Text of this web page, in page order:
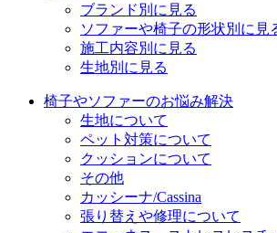
ブランド別に見る
ソファーや椅子の形状別に見
施工内容別に見る
生地別に見る
椅子やソファーのお悩み解決
生地について
ペット対策について
クッションについて
その他
カッシーナ/Cassina
張り替えや修理について